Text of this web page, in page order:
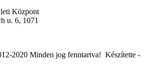
Központ
u. 6, 1071
Vajdaiskola.hu © 2012-2020 Minden jog fenntartva! ‎‎‏‏‎ ‎Készítette -